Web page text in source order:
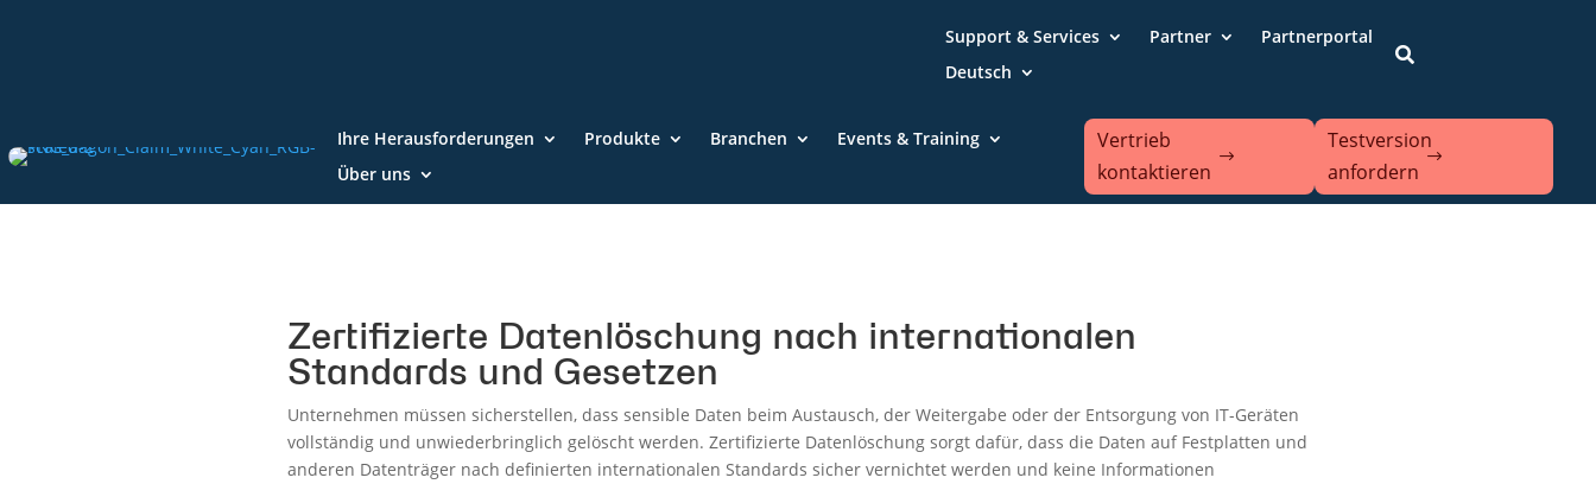
Support & Services Partner
Partnerportal
Deutsch

Ihre Herausforderungen Produkte Branchen
Events & Training
Über uns
Vertrieb
kontaktieren
Testversion
anfordern
Zertifizierte Datenlöschung nach internationalen
Standards und Gesetzen
Unternehmen müssen sicherstellen, dass sensible Daten beim Austausch, der Weitergabe oder der Entsorgung von IT-Geräten
vollständig und unwiederbringlich gelöscht werden. Zertifizierte Datenlöschung sorgt dafür, dass die Daten auf Festplatten und
anderen Datenträger nach definierten internationalen Standards sicher vernichtet werden und keine Informationen